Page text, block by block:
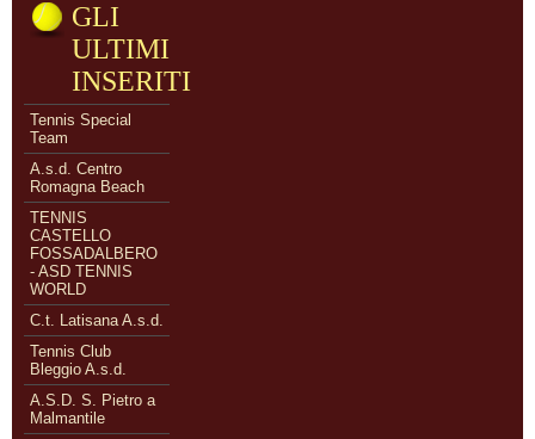
GLI
ULTIMI
INSERITI
Tennis Special
Team
A.s.d. Centro
Romagna Beach
TENNIS
CASTELLO
FOSSADALBERO
- ASD TENNIS
WORLD
C.t. Latisana A.s.d.
Tennis Club
Bleggio A.s.d.
A.S.D. S. Pietro a
Malmantile